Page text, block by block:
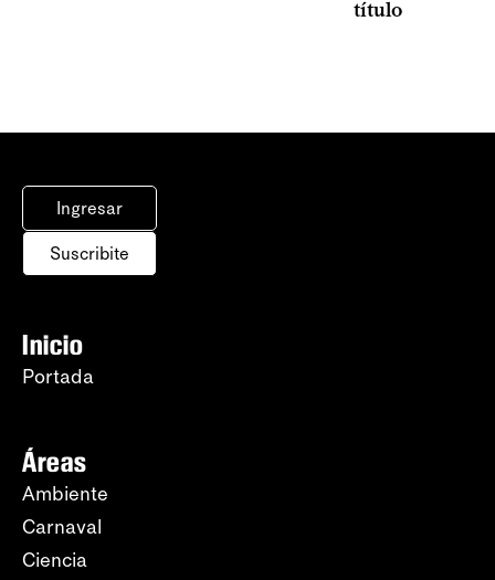
título
Ingresar
Suscribite
Inicio
Portada
Áreas
Ambiente
Carnaval
Ciencia